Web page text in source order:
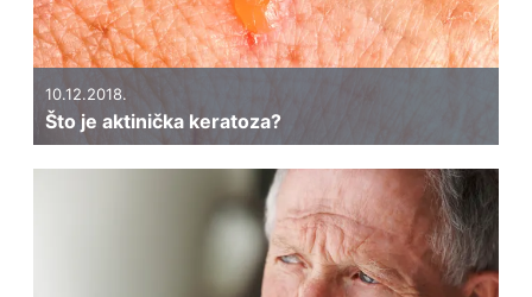
10.12.2018.
Što je aktinička keratoza?